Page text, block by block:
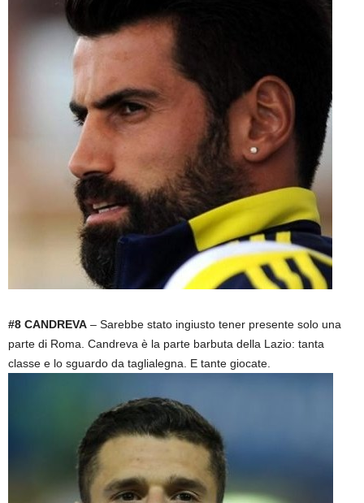
#8 CANDREVA – Sarebbe stato ingiusto tener presente solo una
parte di Roma. Candreva è la parte barbuta della Lazio: tanta
classe e lo sguardo da taglialegna. E tante giocate.